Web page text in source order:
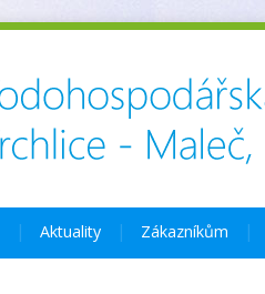
Aktuality Zákazníkům